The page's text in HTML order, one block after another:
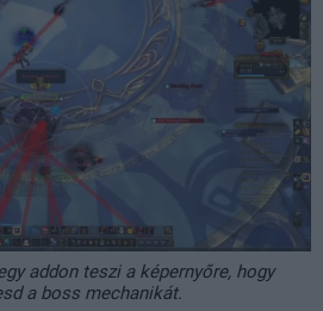
addon teszi a képernyőre, hogy
a boss mechanikát.